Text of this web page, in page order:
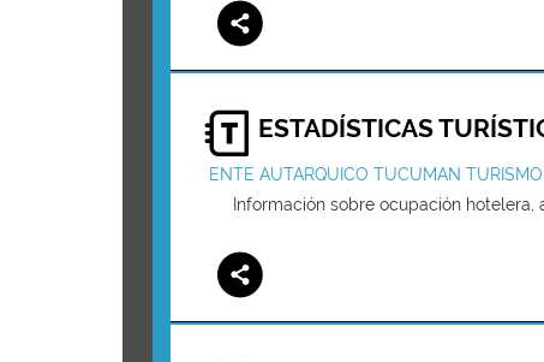
ESTADÍSTICAS
ENTE AUTARQUICO TUCUMAN TURISMO
Información sobre ocupación hotelera,